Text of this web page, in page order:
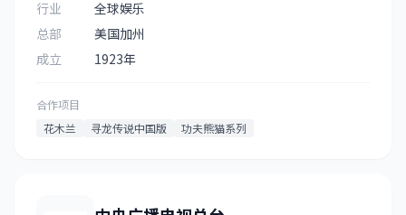
行业
全球娱乐
总部
美国加州
成立
1923年
合作项目
花木兰
寻龙传说中国版 功夫熊猫系列